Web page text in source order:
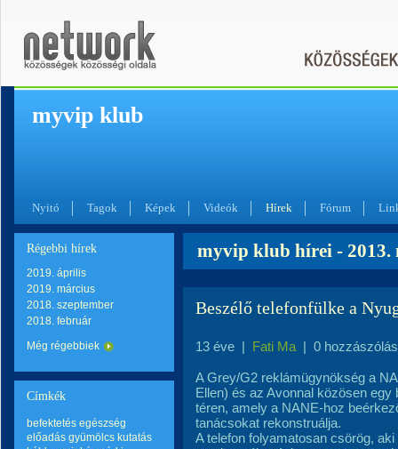
myvip klub
Nyitó Tagok Képek Videók Hírek Fórum
Régebbi hírek
2019. április
2019. március
2018. szeptember
2018. február
Még régebbiek
Címkék
befektetés egészség
előadás gyümölcs kutatás
myvip klub hírei - 2013.
Beszélő telefonfülke a
13 éve | Fati Ma | 0 hozzászólás
A Grey/G2 reklámügynökség a
Ellen) és az Avonnal közösen
téren, amely a NANE-hoz
tanácsokat rekonstruálja.
A telefon folyamatosan csörög,